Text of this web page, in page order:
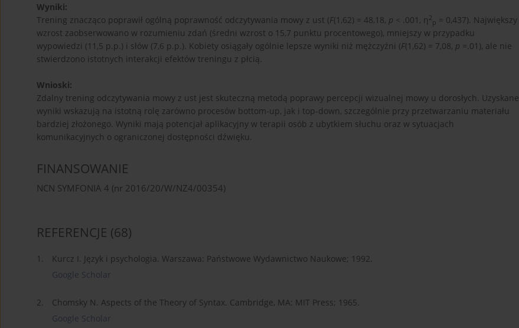
Wyniki:
Trening znacząco poprawił ogólną poprawność odczytywania mowy z ust (F(1,62) = 48,18, p < .001, η 2
p = 0,437). Największy
wzrost zaobserwowano w rozumieniu zdań (średni wzrost o 15,7 punktu procentowego), mniejszy w przypadku
wypowiedzi (11,5 p.p.) i słów (7,6 p.p.). Kobiety osiągały ogólnie lepsze wyniki niż mężczyźni (F(1,62) = 7,08, p =.01), ale nie
stwierdzono istotnych interakcji efektów treningu z płcią.
Wnioski:
Zdalny trening odczytywania mowy z ust jest skuteczną metodą poprawy percepcji wizualnej mowy u dorosłych. Uzyskane
wyniki wskazują na istotną rolę zarówno procesów bottom-up, jak i top-down, szczególnie przy przetwarzaniu materiału
bardziej złożonego. Wyniki mają potencjał aplikacyjny w terapii osób z ubytkiem słuchu oraz w sytuacjach
komunikacyjnych o ograniczonej dostępności dźwięku.
FINANSOWANIE
NCN SYMFONIA 4 (nr 2016/20/W/NZ4/00354)
REFERENCJE (68)
1.
Kurcz I. Język i psychologia. Warszawa: Państwowe Wydawnictwo Naukowe; 1992.
Google Scholar
2.
Chomsky N. Aspects of the Theory of Syntax. Cambridge, MA: MIT Press; 1965.
Google Scholar